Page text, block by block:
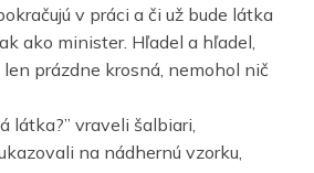
v práci a či už bude látka
ako minister. Hľadel a hľadel,
prázdne krosná, nemohol nič
látka?” vraveli šalbiari,
na nádhernú vzorku,